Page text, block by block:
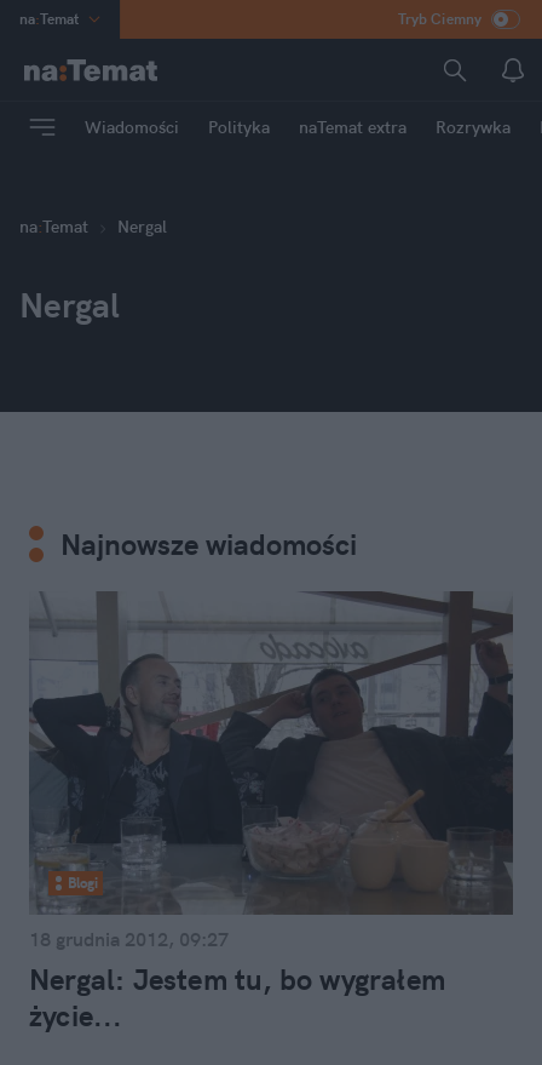
na:Temat
Poland
mama
Rozrywka
Tryb Ciemny
Wiadomości Polityka naTemat extra Rozrywka
na:Temat Nergal
Nergal
Najnowsze wiadomości
Blogi
18 grudnia 2012, 09:27
Nergal: Jestem tu, bo wygrałem
życie...